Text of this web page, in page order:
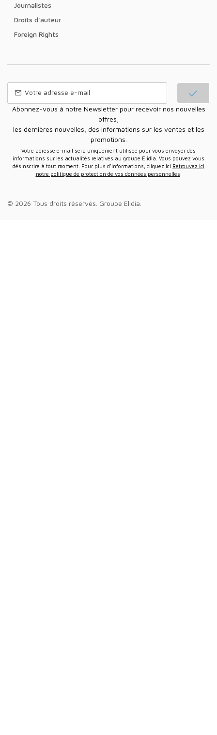
Journalistes
Droits d'auteur
Foreign Rights
Abonnez-vous à notre Newsletter pour recevoir nos nouvelles
offres,
les dernières nouvelles, des informations sur les ventes et les
promotions.
Votre adresse e-mail sera uniquement utilisée pour vous envoyer des
informations sur les actualités relatives au groupe Elidia. Vous pouvez vous
désinscrire à tout moment. Pour plus d’informations, cliquez ici Retrouvez ici
notre politique de protection de vos données personnelles
© 2026 Tous droits réservés. Groupe Elidia